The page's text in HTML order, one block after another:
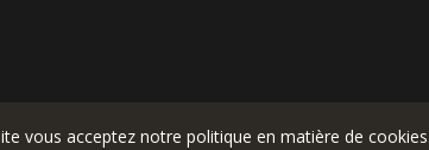
vous acceptez notre politique en matière de cookies.